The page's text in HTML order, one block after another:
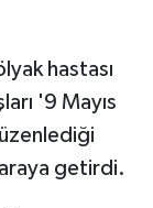
hastası
'9 Mayıs
getirdi.